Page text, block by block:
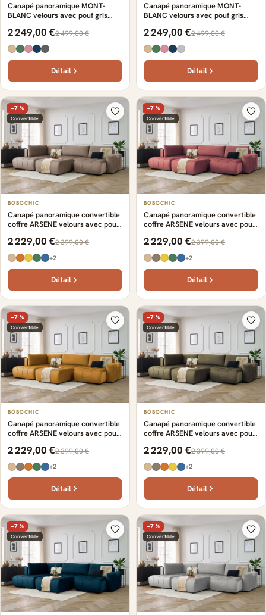
Canapé panoramique MONT-
BLANC velours avec pouf gris
2 249,00 €2 499,00 €
Détail
Canapé panoramique MONT-
BLANC velours avec pouf gris
2 249,00 €2 499,00 €
Détail
−7 %
Convertible
BOBOCHIC
Canapé panoramique convertible
coffre ARSENE velours avec pouf
2 229,00 €2 399,00 €
+2
Détail
−7 %
Convertible
BOBOCHIC
Canapé panoramique convertible
coffre ARSENE velours avec pouf
2 229,00 €2 399,00 €
+2
Détail
−7 %
Convertible
BOBOCHIC
Canapé panoramique convertible
coffre ARSENE velours avec pouf
2 229,00 €2 399,00 €
+2
Détail
−7 %
Convertible
BOBOCHIC
Canapé panoramique convertible
coffre ARSENE velours avec pouf
2 229,00 €2 399,00 €
+2
Détail
−7 %
Convertible
−7 %
Convertible